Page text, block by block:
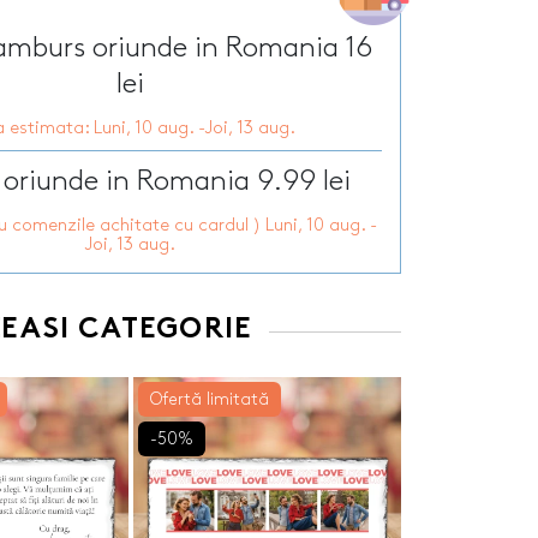
personalizate
lumanări
Tocatoare personalizate
Tablouri canvas
oriunde in Romania 16
lei
estimata: Luni, 10 aug. -Joi, 13 aug.
oriunde in Romania 9.99 lei
comenzile achitate cu cardul ) Luni, 10 aug. -
Joi, 13 aug.
CATEGORIE
Ofertă limitată
-50%